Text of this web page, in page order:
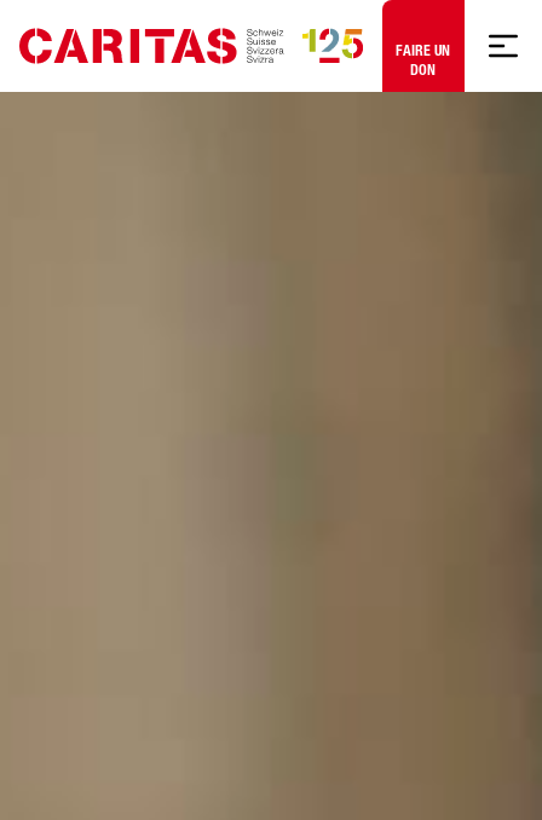
Aller au contenu
FAIRE UN
DON